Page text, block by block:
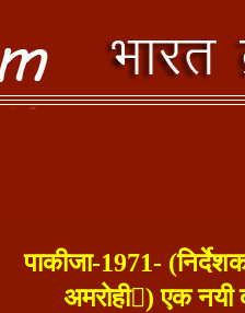
पाकीजा-1971-
अमरोही) एक नयी